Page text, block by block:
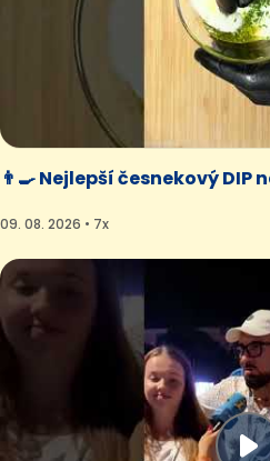
👨‍🍳 Nejlepší česnekový DIP
09. 08. 2026 • 7x